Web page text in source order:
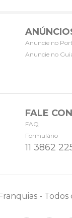
Anuncie no
Anuncie no
FALE
FAQ
Formulário
11 3862
-